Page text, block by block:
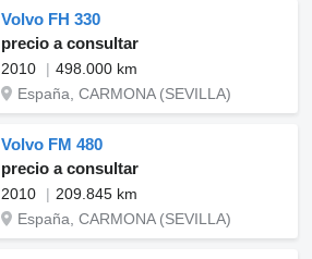
Volvo FH 330
precio a consultar
2010
498.000 km
España, CARMONA (SEVILLA)
Volvo FM 480
precio a consultar
2010
209.845 km
España, CARMONA (SEVILLA)